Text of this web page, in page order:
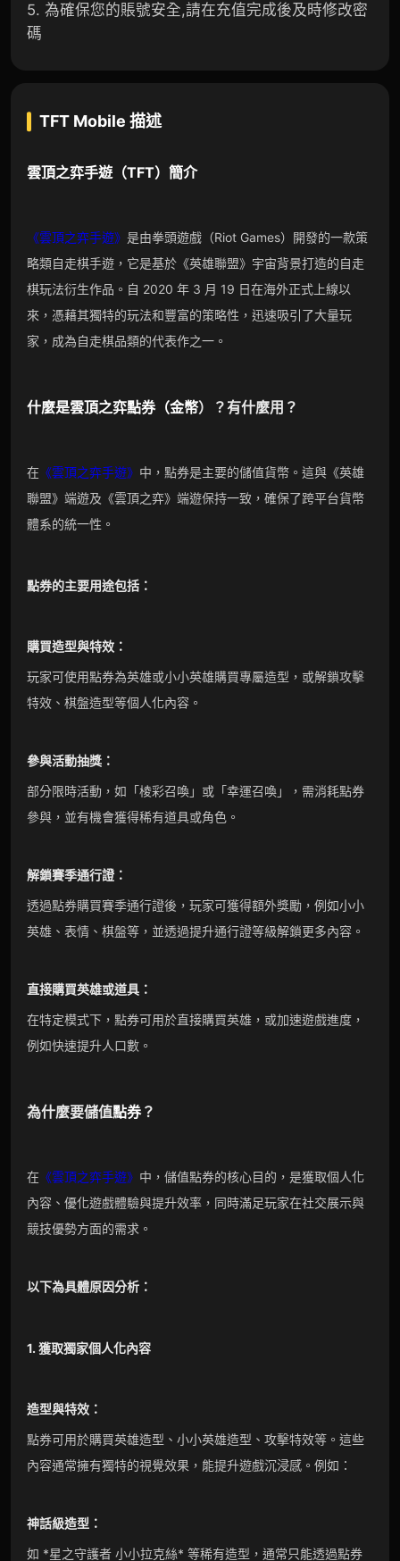
5. 為確保您的賬號安全,請在充值完成後及時修改密
碼
TFT Mobile 描述
雲頂之弈手遊（TFT） 簡介
《雲頂之弈手遊》 是由拳頭遊戲（Riot Games）開發的一款策
略類自走棋手遊，它是基於《英雄聯盟》宇宙背景打造的自走
棋玩法衍生作品。自 2020 年 3 月 19 日在海外正式上線以
來，憑藉其獨特的玩法和豐富的策略性，迅速吸引了大量玩
家，成為自走棋品類的代表作之一。
什麼是雲頂之弈點券（金幣）？有什麼用？
在《雲頂之弈手遊》 中，點券是主要的儲值貨幣。這與《英雄
聯盟》端遊及《雲頂之弈》端遊保持一致，確保了跨平台貨幣
體系的統一性。
點券的主要用途包括：
購買造型與特效：
玩家可使用點券為英雄或小小英雄購買專屬造型，或解鎖攻擊
特效、棋盤造型等個人化內容。
參與活動抽獎：
部分限時活動，如「棱彩召喚」或「幸運召喚」，需消耗點券
參與，並有機會獲得稀有道具或角色。
解鎖賽季通行證：
透過點券購買賽季通行證後，玩家可獲得額外獎勵，例如小小
英雄、表情、棋盤等，並透過提升通行證等級解鎖更多內容。
直接購買英雄或道具：
在特定模式下，點券可用於直接購買英雄，或加速遊戲進度，
例如快速提升人口數。
為什麼要儲值點券？
在《雲頂之弈手遊》 中，儲值點券的核心目的，是獲取個人化
內容、優化遊戲體驗與提升效率，同時滿足玩家在社交展示與
競技優勢方面的需求。
以下為具體原因分析：
1. 獲取獨家個人化內容
造型與特效：
點券可用於購買英雄造型、小小英雄造型、攻擊特效等。這些
內容通常擁有獨特的視覺效果，能提升遊戲沉浸感。例如：
神話級造型：
如 *星之守護者 小小拉克絲* 等稀有造型，通常只能透過點券